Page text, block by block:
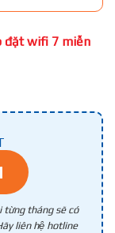
đặt wifi 7 miễn
từng tháng sẽ có
liên hệ hotline